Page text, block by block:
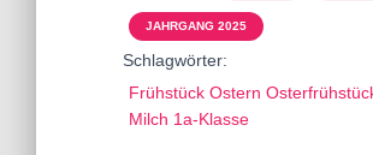
JAHRGANG 2025
Schlagwörter:
Frühstück Ostern
Milch 1a-Klasse